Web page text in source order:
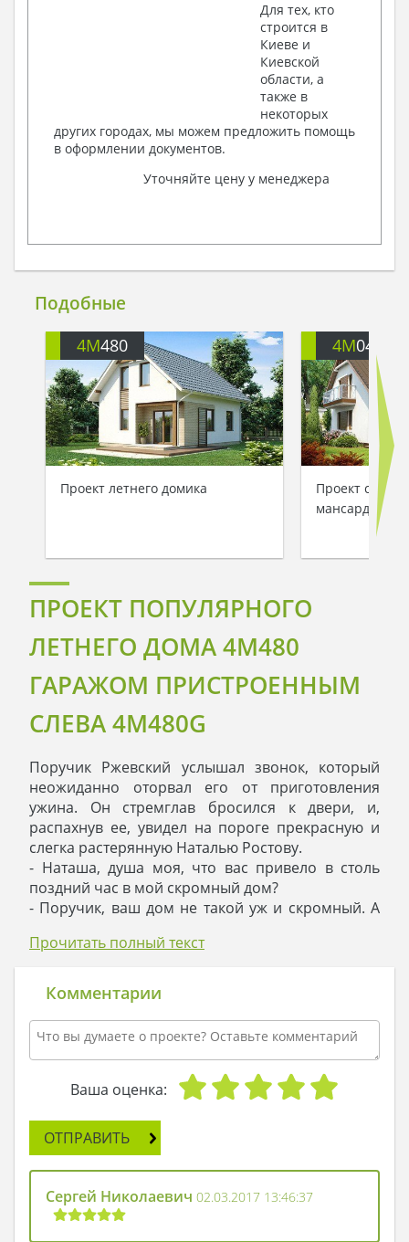
Для тех, кто
строится в
Киеве и
Киевской
области, а
также в
некоторых
других городах, мы можем предложить помощь
в оформлении документов.
Уточняйте цену у менеджера
Подобные
4M480
Проект летнего домика
4M047
Проект
мансардой
ПРОЕКТ ПОПУЛЯРНОГО
ЛЕТНЕГО ДОМА 4M480
ГАРАЖОМ ПРИСТРОЕННЫМ
СЛЕВА 4M480G
Поручик Ржевский услышал звонок, который
неожиданно оторвал его от приготовления
ужина. Он стремглав бросился к двери, и,
распахнув ее, увидел на пороге прекрасную и
слегка растерянную Наталью Ростову.
- Наташа, душа моя, что вас привело в столь
поздний час в мой скромный дом?
- Поручик, ваш дом не такой уж и скромный. А
вдыхая воздух, наполненный аппетитными
- Проходите, - он впустил ее в дом. – Я готовлю
ужин: предпочитаю домашнюю еду.
- Учитывая слухи, которые ходят о вас,
приготовление ужина никак не вяжется с вашим
образом, - подмигнула Наталья, устраиваясь в
гостиной на диване.
моего статуса не к лицу увлекаться кулинарией,
но знаете, это такое удовольствие – находиться
дома, и что-то создать на моей новой
холостяцкой кухне.
- Ваш дом хорош, не спорю, - ответила Наташа, с
Прочитать полный текст
Комментарии
Ваша оценка:
ОТПРАВИТЬ
Сергей Николаевич 02.03.2017 13:46:37